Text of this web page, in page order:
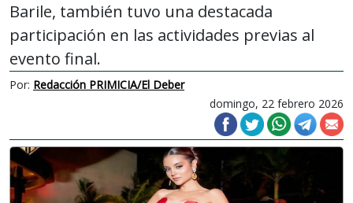
Barile, también tuvo una destacada
participación en las actividades previas al
evento final.
Por: Redacción PRIMICIA/El Deber
domingo, 22 febrero 2026